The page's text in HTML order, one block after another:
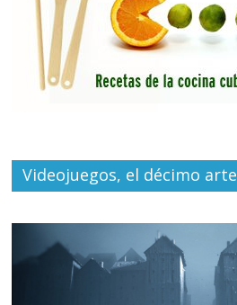
Videojuegos, el décimo arte